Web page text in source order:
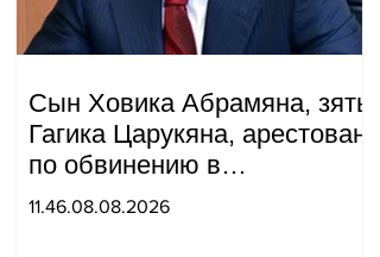
Сын Ховика Абрамяна, зять
Гагика Царукяна, арестован
по обвинению в
организации убийства.
11.46.08.08.2026